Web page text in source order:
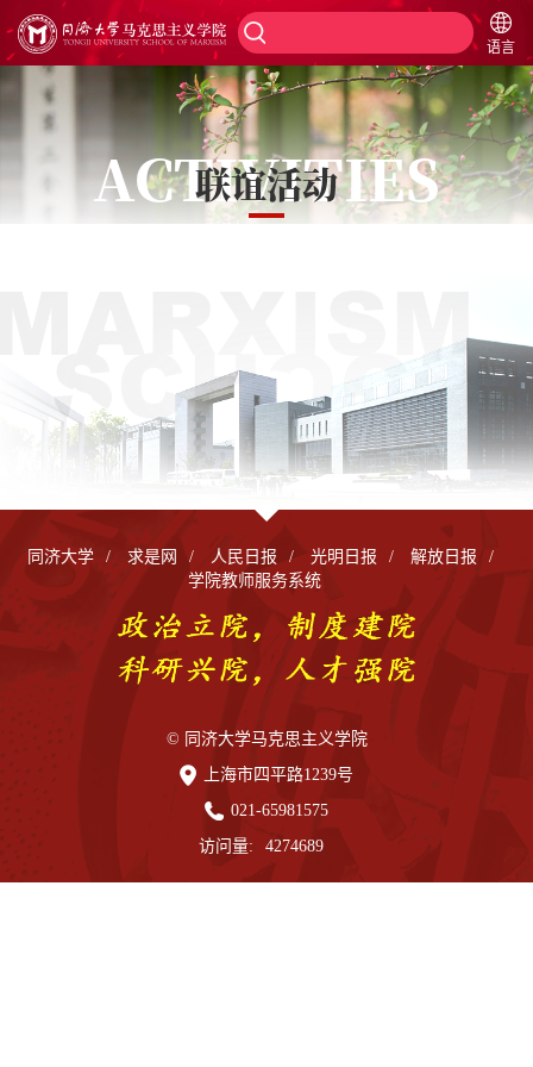
语言
ACTIVITIES
联谊活动
同济大学 / 求是网 / 人民日报 / 光明日报 / 解放日报
/
学院教师服务系统
© 同济大学马克思主义学院
上海市四平路1239号
021-65981575
访问量:
4274689